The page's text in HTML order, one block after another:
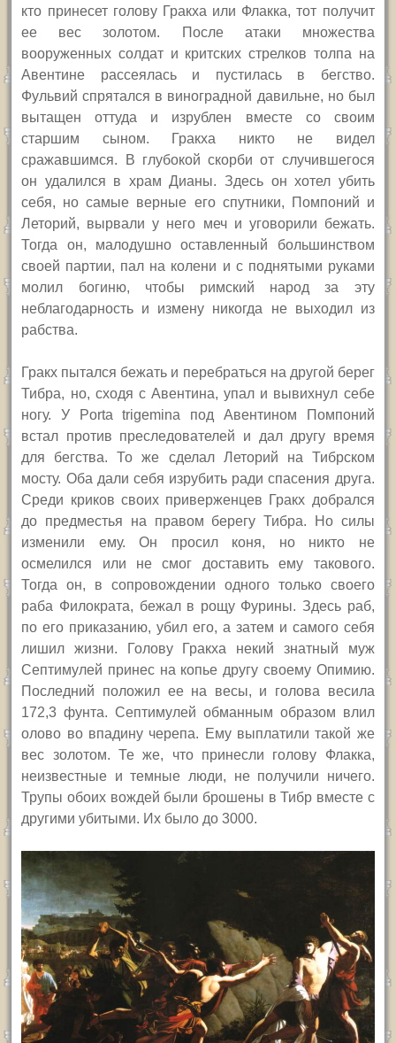
кто принесет голову Гракха или Флакка, тот получит
ее вес золотом. После атаки множества
вооруженных солдат и критских стрелков толпа на
Авентине рассеялась и пустилась в бегство.
Фульвий спрятался в виноградной давильне, но был
вытащен оттуда и изрублен вместе со своим
старшим сыном. Гракха никто не видел
сражавшимся. В глубокой скорби от случившегося
он удалился в храм Дианы. Здесь он хотел убить
себя, но самые верные его спутники, Помпоний и
Леторий, вырвали у него меч и уговорили бежать.
Тогда он, малодушно оставленный большинством
своей партии, пал на колени и с поднятыми руками
молил богиню, чтобы римский народ за эту
неблагодарность и измену никогда не выходил из
рабства.
Гракх пытался бежать и перебраться на другой берег
Тибра, но, сходя с Авентина, упал и вывихнул себе
ногу. У Porta trigemina под Авентином Помпоний
встал против преследователей и дал другу время
для бегства. То же сделал Леторий на Тибрском
мосту. Оба дали себя изрубить ради спасения друга.
Среди криков своих приверженцев Гракх добрался
до предместья на правом берегу Тибра. Но силы
изменили ему. Он просил коня, но никто не
осмелился или не смог доставить ему такового.
Тогда он, в сопровождении одного только своего
раба Филократа, бежал в рощу Фурины. Здесь раб,
по его приказанию, убил его, а затем и самого себя
лишил жизни. Голову Гракха некий знатный муж
Септимулей принес на копье другу своему Опимию.
Последний положил ее на весы, и голова весила
172,3 фунта. Септимулей обманным образом влил
олово во впадину черепа. Ему выплатили такой же
вес золотом. Те же, что принесли голову Флакка,
неизвестные и темные люди, не получили ничего.
Трупы обоих вождей были брошены в Тибр вместе с
другими убитыми. Их было до 3000.